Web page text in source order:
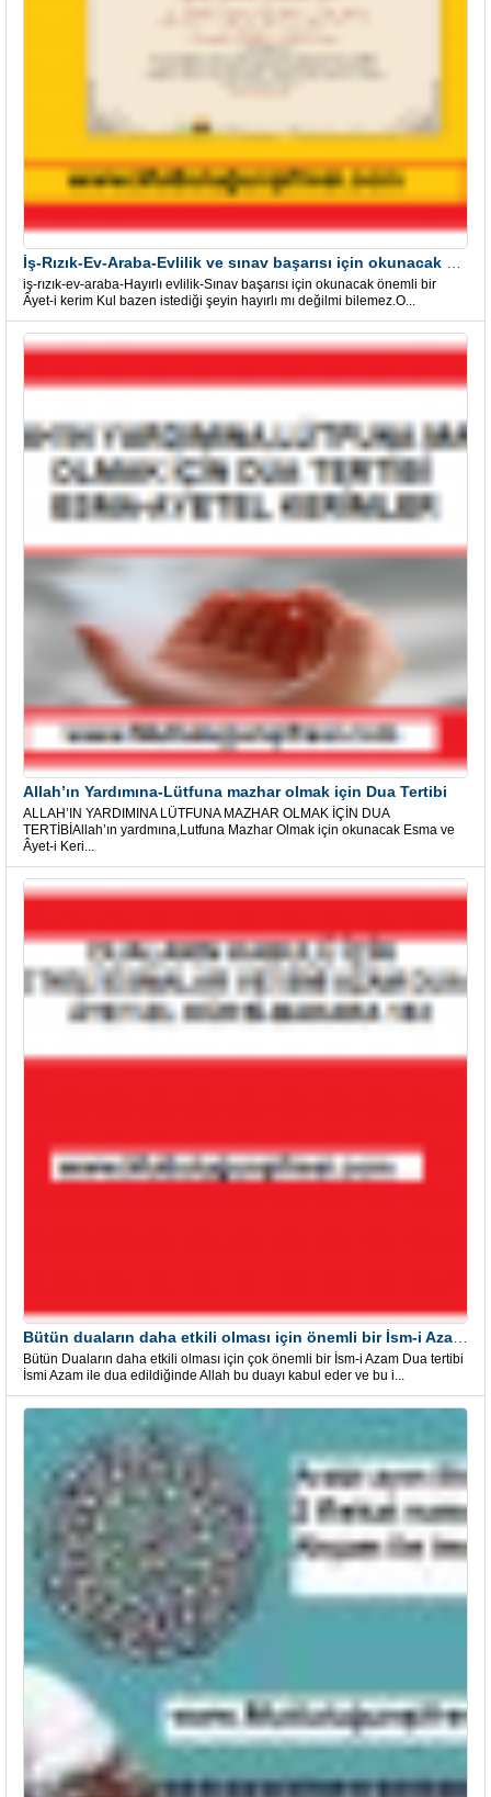
iş-rızık-ev-araba-Hayırlı evlilik-Sınav başarısı için okunacak önemli bir
Âyet-i kerim Kul bazen istediği şeyin hayırlı mı değilmi bilemez.O...
Allah’ın Yardımına-Lütfuna mazhar olmak için Dua Tertibi
ALLAH’IN YARDIMINA LÜTFUNA MAZHAR OLMAK İÇİN DUA
TERTİBİAllah’ın yardmına,Lutfuna Mazhar Olmak için okunacak Esma ve
Âyet-i Keri...
Bütün Duaların daha etkili olması için çok önemli bir İsm-i Azam Dua tertibi
İsmi Azam ile dua edildiğinde Allah bu duayı kabul eder ve bu i...